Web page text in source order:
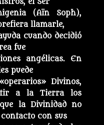
el Ser
(Aïn Soph),
llamarle,
cuando decidió
fue
angélicas. En
puede
Divinos,
a la Tierra los
la Divinidad no
con sus